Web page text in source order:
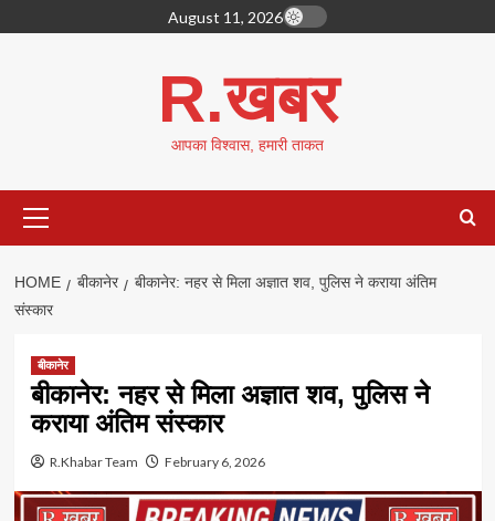
to
August 11, 2026
R.खबर
आपका विश्वास, हमारी ताकत
Menu
HOME बीकानेर
बीकानेर: नहर से मिला अज्ञात शव, पुलिस ने कराया अंतिम
संस्कार
बीकानेर
बीकानेर: नहर से मिला अज्ञात शव, पुलिस ने
कराया अंतिम संस्कार
R.Khabar Team February 6, 2026